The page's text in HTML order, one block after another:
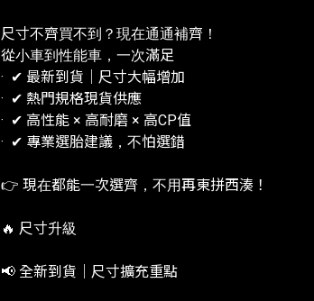
尺寸不齊買不到？現在通通補齊！
從小車到性能車，一次滿足
· ✔ 最新到貨｜尺寸大幅增加
· ✔ 熱門規格現貨供應
· ✔ 高性能 × 高耐磨 × 高CP值
· ✔ 專業選胎建議，不怕選錯
👉 現在都能一次選齊，不用再東拼西湊！
🔥 尺寸升級
📢 全新到貨｜尺寸擴充重點